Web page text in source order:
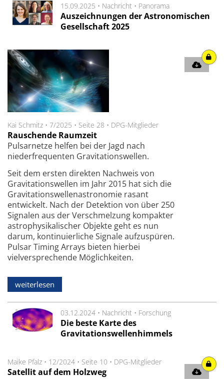
15.09.2025 • Nachricht • Panorama
Auszeichnungen der Astronomischen
Gesellschaft 2025
Kai Schmitz • 7/2025 • Seite 28 • DPG-Mitglieder
Rauschende Raumzeit
Pulsarnetze helfen bei der Jagd nach
niederfrequenten Gravitationswellen.
Seit dem ersten direkten Nachweis von
Gravitationswellen im Jahr 2015 hat sich die
Gravitationswellen­astronomie rasant
entwickelt. Nach der Detektion von über 250
Signalen aus der Verschmelzung kompakter
astrophysikalischer Objekte geht es nun
darum, kontinuierliche Signale aufzuspüren.
Pulsar Timing Arrays bieten hierbei
vielversprechende Möglichkeiten.
weiterlesen
03.12.2024 • Nachricht • Forschung
Die beste Karte des
Gravitationswellenhimmels
Maike Pfalz • 12/2024 • Seite 10 • DPG-Mitglieder
Satellit auf dem Holzweg